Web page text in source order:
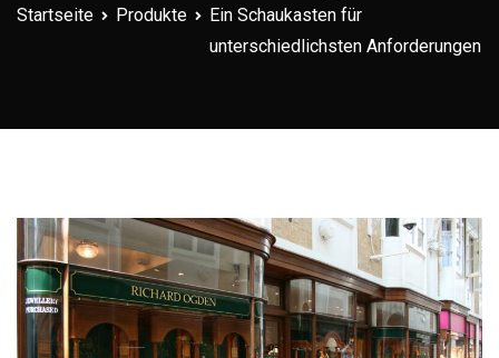
Startseite Produkte
Ein Schaukasten für
unterschiedlichsten Anforderungen